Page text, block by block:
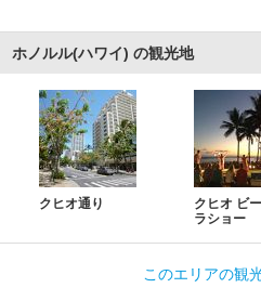
ホノルル(ハワイ) の観光地
クヒオ通り
クヒオ ビ
ラショー
このエリアの観